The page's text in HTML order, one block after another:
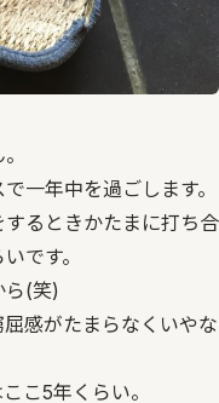
一年中を過ごします。
るときかたまに打ち合
です。
ら(笑)
感がたまらなくいやな
こ5年くらい。